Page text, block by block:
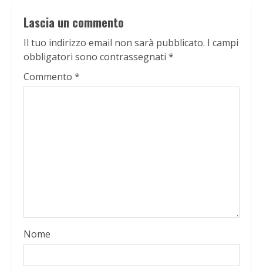
Lascia un commento
Il tuo indirizzo email non sarà pubblicato. I campi
obbligatori sono contrassegnati *
Commento *
Nome